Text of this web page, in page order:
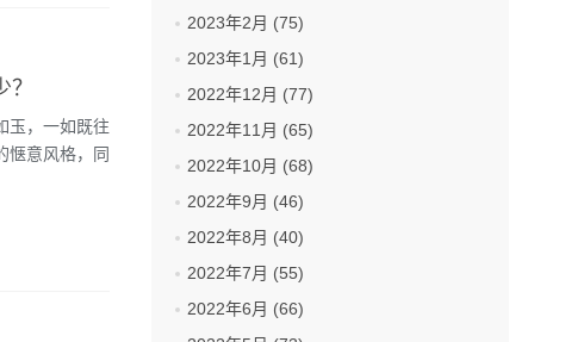
玉，一如既往
惬意风格，同
2023年2月 (75)
2023年1月 (61)
2022年12月 (77)
2022年11月 (65)
2022年10月 (68)
2022年9月 (46)
2022年8月 (40)
2022年7月 (55)
2022年6月 (66)